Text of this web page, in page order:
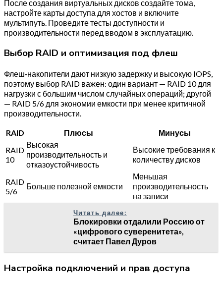
После создания виртуальных дисков создайте тома,
настройте карты доступа для хостов и включите
мультипуть. Проведите тесты доступности и
производительности перед вводом в эксплуатацию.
Выбор RAID и оптимизация под флеш
Флеш‑накопители дают низкую задержку и высокую IOPS,
поэтому выбор RAID важен: один вариант — RAID 10 для
нагрузки с большим числом случайных операций; другой
— RAID 5/6 для экономии емкости при менее критичной
производительности.
RAID Плюсы
Минусы
RAID
10
Высокая
производительность и
отказоустойчивость
Высокие требования к
количеству дисков
RAID
5/6
Больше полезной емкости
Меньшая
производительность
на записи
Читать далее:
Блокировки отдалили Россию от
«цифрового суверенитета»,
считает Павел Дуров
Настройка подключений и прав доступа